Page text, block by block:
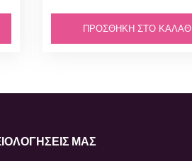
ΠΡΟΣΘΉΚΗ ΣΤΟ ΚΑΛΆΘΙ
ΜΑΣ